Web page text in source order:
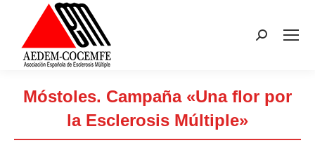
Buscar:
Móstoles. Campaña «Una flor por
la Esclerosis Múltiple»
Estás aquí: